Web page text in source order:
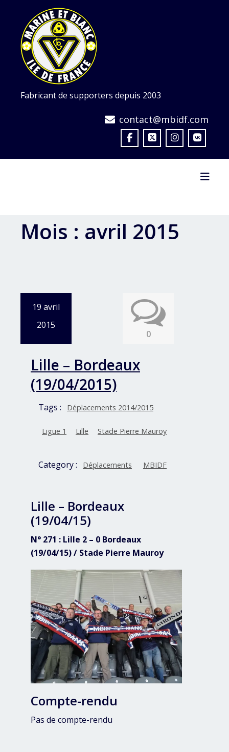
content
Fabricant de supporters depuis 2003
contact@mbidf.com
Mois : avril 2015
19 avril
2015
0
Lille – Bordeaux
(19/04/2015)
Tags : Déplacements 2014/2015
Ligue 1 Lille Stade Pierre Mauroy
Category : Déplacements MBIDF
Lille – Bordeaux
(19/04/15)
N° 271 : Lille 2 – 0 Bordeaux
(19/04/15) / Stade Pierre Mauroy
Compte-rendu
Pas de compte-rendu